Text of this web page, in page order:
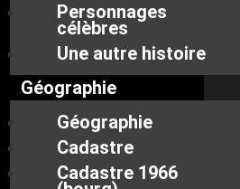
Personnages
célèbres
Une autre histoire
Géographie
Géographie
Cadastre
Cadastre 1966